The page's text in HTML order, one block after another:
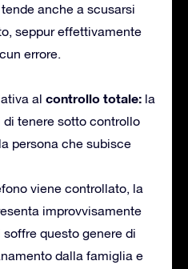
anche a scusarsi
seppur effettivamente
errore.
al controllo totale: la
tenere sotto controllo
persona che subisce
viene controllato, la
improvvisamente
questo genere di
dalla famiglia e